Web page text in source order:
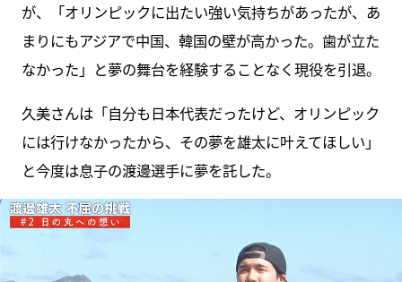
が、「オリンピックに出たい強い気持ちがあったが、あ
まりにもアジアで中国、韓国の壁が高かった。歯が立た
なかった」と夢の舞台を経験することなく現役を引退。
久美さんは「自分も日本代表だったけど、オリンピック
には行けなかったから、その夢を雄太に叶えてほしい」
と今度は息子の渡邊選手に夢を託した。